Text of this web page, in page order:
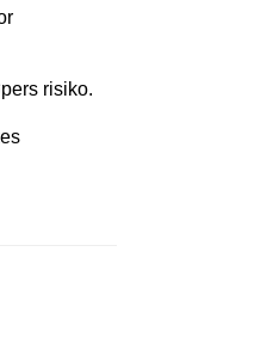
risiko.